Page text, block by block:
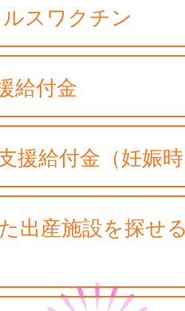
スワクチン
給付金
援給付金（妊娠
出産施設を探せ